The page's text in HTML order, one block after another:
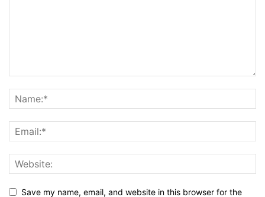
Save my name, email, and website in this browser for the